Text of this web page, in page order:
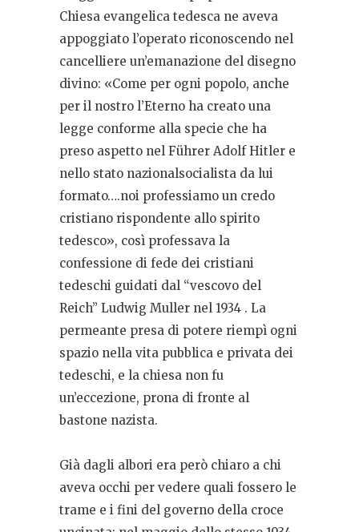
Chiesa evangelica tedesca ne aveva
appoggiato l’operato riconoscendo nel
cancelliere un’emanazione del disegno
divino: «Come per ogni popolo, anche
per il nostro l’Eterno ha creato una
legge conforme alla specie che ha
preso aspetto nel Führer Adolf Hitler e
nello stato nazionalsocialista da lui
formato….noi professiamo un credo
cristiano rispondente allo spirito
tedesco», così professava la
confessione di fede dei cristiani
tedeschi guidati dal “vescovo del
Reich” Ludwig Muller nel 1934 . La
permeante presa di potere riempì ogni
spazio nella vita pubblica e privata dei
tedeschi, e la chiesa non fu
un’eccezione, prona di fronte al
bastone nazista.
Già dagli albori era però chiaro a chi
aveva occhi per vedere quali fossero le
trame e i fini del governo della croce